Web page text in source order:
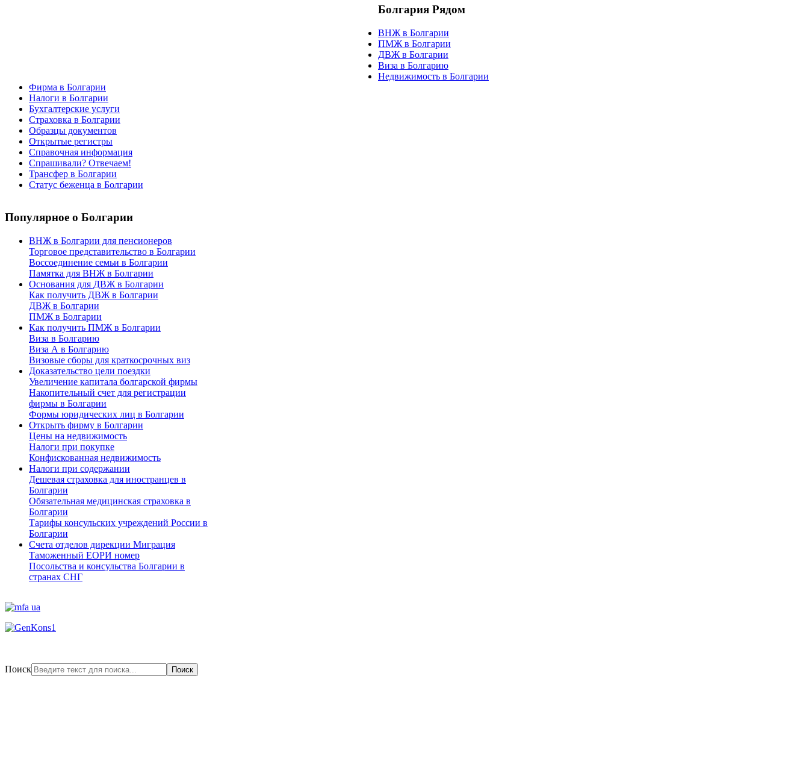
Болгария Рядом
ВНЖ в Болгарии
ПМЖ в Болгарии
ДВЖ в Болгарии
Виза в Болгарию
Недвижимость в Болгарии
Фирма в Болгарии
Налоги в Болгарии
Бухгалтерские услуги
Страховка в Болгарии
Образцы документов
Открытые регистры
Справочная информация
Спрашивали? Отвечаем!
Трансфер в Болгарии
Статус беженца в Болгарии
Популярное о Болгарии
ВНЖ в Болгарии для пенсионеров
Торговое представительство в Болгарии
Воссоединение семьи в Болгарии
Памятка для ВНЖ в Болгарии
Основания для ДВЖ в Болгарии
Как получить ДВЖ в Болгарии
ДВЖ в Болгарии
ПМЖ в Болгарии
Как получить ПМЖ в Болгарии
Виза в Болгарию
Виза А в Болгарию
Визовые сборы для краткосрочных виз
Доказательство цели поездки
Увеличение капитала болгарской фирмы
Накопительный счет для регистрации
фирмы в Болгарии
Формы юридических лиц в Болгарии
Открыть фирму в Болгарии
Цены на недвижимость
Налоги при покупке
Конфискованная недвижимость
Налоги при содержании
Дешевая страховка для иностранцев в
Болгарии
Обязательная медицинская страховка в
Болгарии
Тарифы консульских учреждений России в
Болгарии
Счета отделов дирекции Миграция
Таможенный ЕОРИ номер
Посольства и консульства Болгарии в
странах СНГ
Поиск Поиск